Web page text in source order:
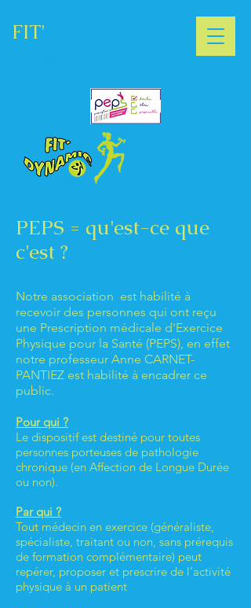
FIT'​
PEPS = qu'est-ce que
c'est ?
Notre association est habilité à
recevoir des personnes qui ont reçu
une Prescription médicale d'Exercice
Physique pour la Santé (PEPS), en effet
notre professeur Anne CARNET-
PANTIEZ est habilité à encadrer ce
public.
Pour qui ?
Le dispositif est destiné pour toutes
personnes porteuses de pathologie
chronique (en Affection de Longue Durée
ou non).
Par qui ?
Tout médecin en exercice (généraliste,
spécialiste, traitant ou non, sans prérequis
de formation complémentaire) peut
repérer, proposer et prescrire de l’activité
physique à un patient